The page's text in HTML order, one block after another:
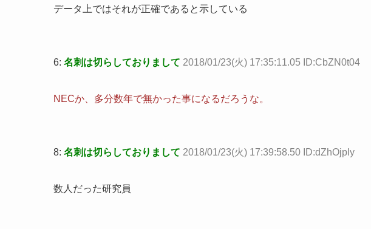
データ上ではそれが正確であると示している
6: 名刺は切らしておりまして 2018/01/23(火) 17:35:11.05 ID:CbZN0t04
NECか、多分数年で無かった事になるだろうな。
8: 名刺は切らしておりまして 2018/01/23(火) 17:39:58.50 ID:dZhOjply
数人だった研究員